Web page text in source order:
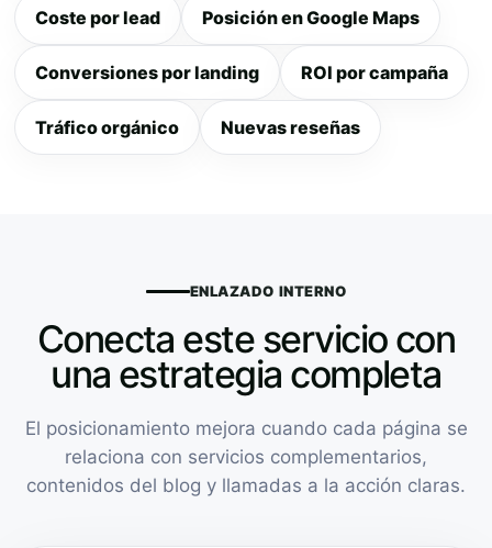
Coste por lead Posición en Google Maps
Conversiones por landing ROI por campaña
Tráfico orgánico Nuevas reseñas
ENLAZADO INTERNO
Conecta este servicio con
una estrategia completa
El posicionamiento mejora cuando cada página se
relaciona con servicios complementarios,
contenidos del blog y llamadas a la acción claras.